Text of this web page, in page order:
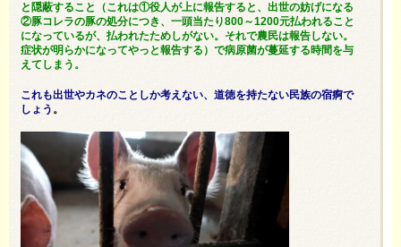
と隠蔽すること（これは①役人が上に報告すると、出世の妨げになる
②豚コレラの豚の処分につき、一頭当たり800～1200元払われること
になっているが、払われたためしがない。それで農民は報告しない。
症状が明らかになってやっと報告する）で病原菌が蔓延する時間を与
えてしまう。
これも出世やカネのことしか考えない、道徳を持たない民族の宿痾で
しょう 。